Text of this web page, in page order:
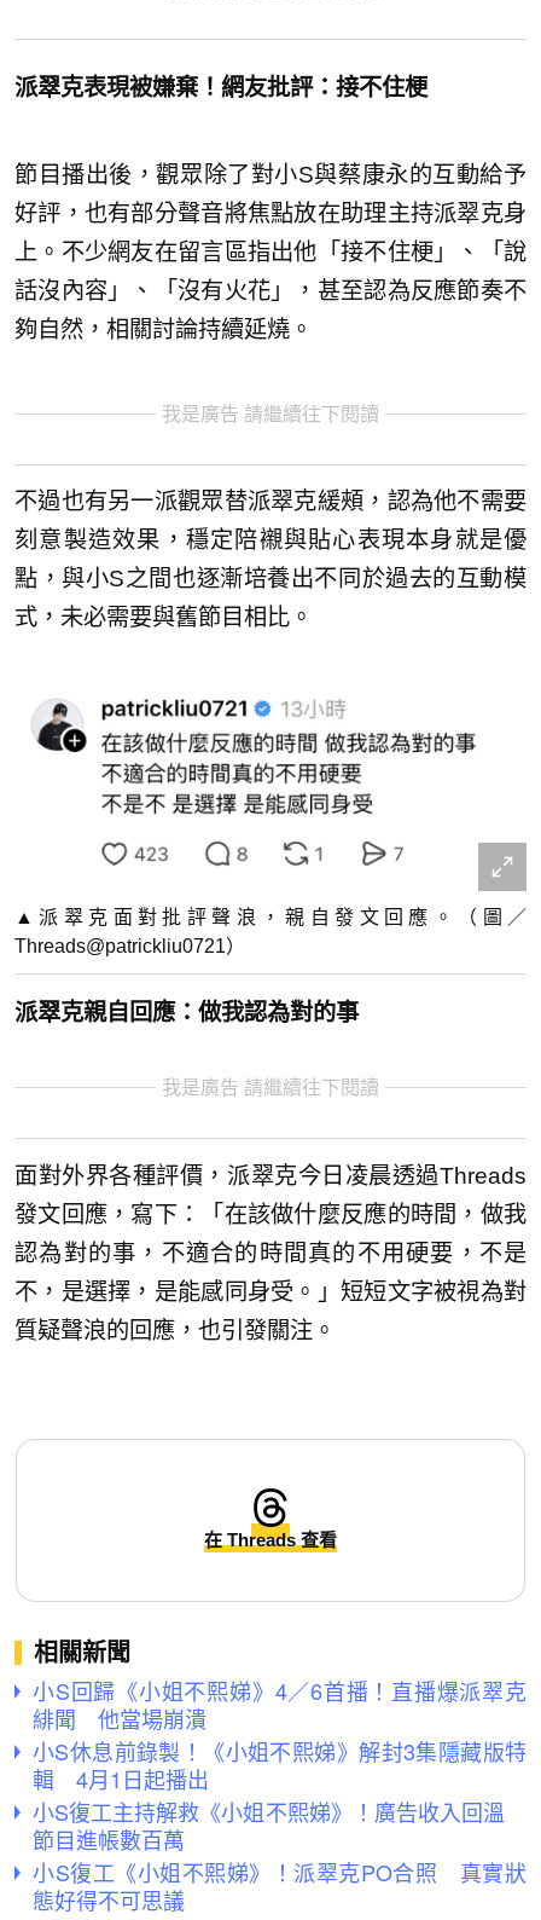
派翠克表現被嫌棄！網友批評：接不住梗
節目播出後，觀眾除了對小S與蔡康永的互動給予
好評，也有部分聲音將焦點放在助理主持派翠克身
上。不少網友在留言區指出他「接不住梗」、「說
話沒內容」、「沒有火花」，甚至認為反應節奏不
夠自然，相關討論持續延燒。
我是廣告 請繼續往下閱讀
不過也有另一派觀眾替派翠克緩頰，認為他不需要
刻意製造效果，穩定陪襯與貼心表現本身就是優
點，與小S之間也逐漸培養出不同於過去的互動模
式，未必需要與舊節目相比。
▲派翠克面對批評聲浪，親自發文回應。（圖／
Threads@patrickliu0721）
派翠克親自回應：做我認為對的事
我是廣告 請繼續往下閱讀
面對外界各種評價，派翠克今日凌晨透過Threads
發文回應，寫下：「在該做什麼反應的時間，做我
認為對的事，不適合的時間真的不用硬要，不是
不，是選擇，是能感同身受。」短短文字被視為對
質疑聲浪的回應，也引發關注。
在 Threads 查看
相關新聞
小S回歸《小姐不熙娣》4／6首播！直播爆派翠克
緋聞 他當場崩潰
小S休息前錄製！《小姐不熙娣》解封3集隱藏版特
輯 4月1日起播出
小S復工主持解救《小姐不熙娣》！廣告收入回溫
節目進帳數百萬
小S復工《小姐不熙娣》！派翠克PO合照 真實狀
態好得不可思議